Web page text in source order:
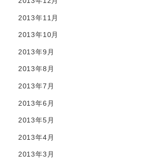
2013年11月
2013年10月
2013年9月
2013年8月
2013年7月
2013年6月
2013年5月
2013年4月
2013年3月